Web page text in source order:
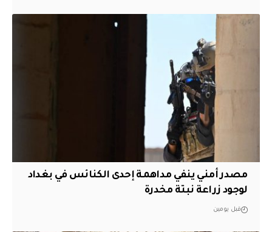
مصدر أمني ينفي مداهمة إحدى الكنائس في بغداد
لوجود زراعة نبتة مخدرة
قبل يومين